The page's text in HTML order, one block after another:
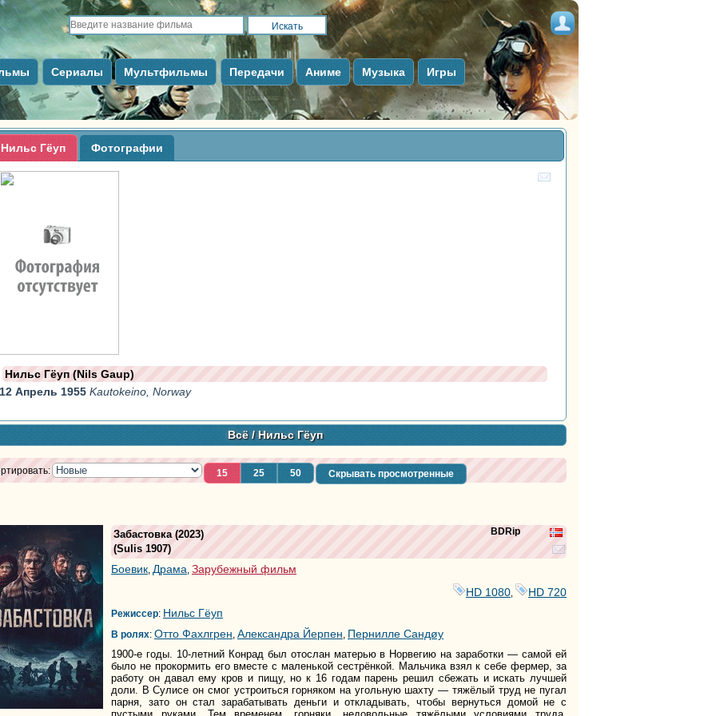
Сериалы Мультфильмы Передачи Аниме Музыка Игры
Нильс Гёуп Фотографии
Нильс Гёуп (Nils Gaup)
12 Апрель 1955Kautokeino, Norway
Всё/ Нильс Гёуп
15 25 50 Скрывать просмотренные
BDRip
Забастовка(2023)
(Sulis 1907)
Боевик, Драма, Зарубежный фильм
HD 1080
HD 720
Режиссер: Нильс Гёуп
В ролях: Отто Фахлгрен, Александра Йерпен, Пернилле Сандøy
1900-е годы. 10-летний Конрад был отослан матерью в Норвегию на заработки — самой ей
было не прокормить его вместе с маленькой сестрёнкой. Мальчика взял к себе фермер, за
работу он давал ему кров и пищу, но к 16 годам парень решил сбежать и искать лучшей
доли. В Сулисе он смог устроиться горняком на угольную шахту — тяжёлый труд не пугал
парня, зато он стал зарабатывать деньги и откладывать, чтобы вернуться домой не с